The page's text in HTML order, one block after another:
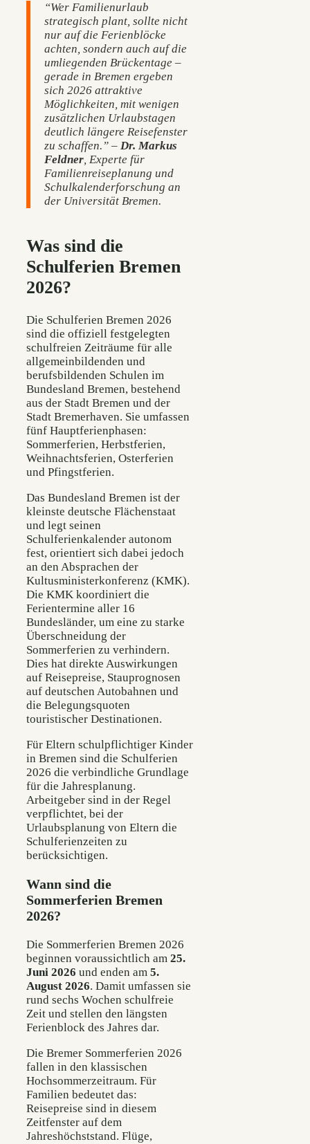
“Wer Familienurlaub
strategisch plant, sollte nicht
nur auf die Ferienblöcke
achten, sondern auch auf die
umliegenden Brückentage –
gerade in Bremen ergeben
sich 2026 attraktive
Möglichkeiten, mit wenigen
zusätzlichen Urlaubstagen
deutlich längere Reisefenster
zu schaffen.” – Dr. Markus
Feldner, Experte für
Familienreiseplanung und
Schulkalenderforschung an
der Universität Bremen.
Was sind die
Schulferien Bremen
2026?
Die Schulferien Bremen 2026
sind die offiziell festgelegten
schulfreien Zeiträume für alle
allgemeinbildenden und
berufsbildenden Schulen im
Bundesland Bremen, bestehend
aus der Stadt Bremen und der
Stadt Bremerhaven. Sie umfassen
fünf Hauptferienphasen:
Sommerferien, Herbstferien,
Weihnachtsferien, Osterferien
und Pfingstferien.
Das Bundesland Bremen ist der
kleinste deutsche Flächenstaat
und legt seinen
Schulferienkalender autonom
fest, orientiert sich dabei jedoch
an den Absprachen der
Kultusministerkonferenz (KMK).
Die KMK koordiniert die
Ferientermine aller 16
Bundesländer, um eine zu starke
Überschneidung der
Sommerferien zu verhindern.
Dies hat direkte Auswirkungen
auf Reisepreise, Stauprognosen
auf deutschen Autobahnen und
die Belegungsquoten
touristischer Destinationen.
Für Eltern schulpflichtiger Kinder
in Bremen sind die Schulferien
2026 die verbindliche Grundlage
für die Jahresplanung.
Arbeitgeber sind in der Regel
verpflichtet, bei der
Urlaubsplanung von Eltern die
Schulferienzeiten zu
berücksichtigen.
Wann sind die
Sommerferien Bremen
2026?
Die Sommerferien Bremen 2026
beginnen voraussichtlich am 25.
Juni 2026 und enden am 5.
August 2026. Damit umfassen sie
rund sechs Wochen schulfreie
Zeit und stellen den längsten
Ferienblock des Jahres dar.
Die Bremer Sommerferien 2026
fallen in den klassischen
Hochsommerzeitraum. Für
Familien bedeutet das:
Reisepreise sind in diesem
Zeitfenster auf dem
Jahreshöchststand. Flüge,